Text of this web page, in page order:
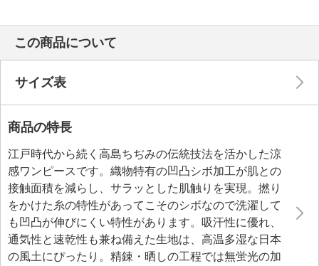
この商品について
サイズ表
商品の特長
江戸時代から続く高島ちぢみの伝統技法を活かした涼
感ワンピースです。織物特有の凹凸シボ加工が肌との
接触面積を減らし、サラッとした肌触りを実現。撚り
をかけた糸の特性があってこそのシボなので洗濯して
も凹凸が伸びにくい特性があります。吸汗性に優れ、
通気性と速乾性も兼ね備えた生地は、高温多湿な日本
の風土にぴったり。精錬・晒しの工程では無蛍光の加